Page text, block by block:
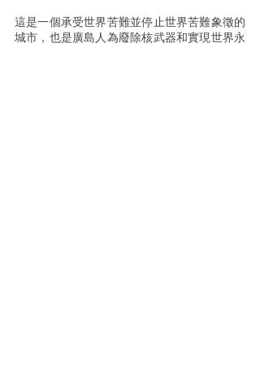
這是一個承受世界苦難並停止世界苦難象徵的
城市，也是廣島人為廢除核武器和實現世界永